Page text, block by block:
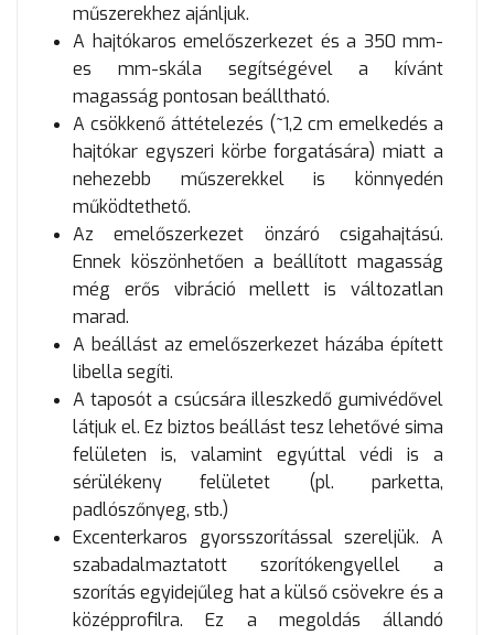
műszerekhez ajánljuk.
A hajtókaros emelőszerkezet és a 350 mm-
es mm-skála segítségével a kívánt
magasság pontosan beálltható.
A csökkenő áttételezés (~1,2 cm emelkedés a
hajtókar egyszeri körbe forgatására) miatt a
nehezebb műszerekkel is könnyedén
működtethető.
Az emelőszerkezet önzáró csigahajtású.
Ennek köszönhetően a beállított magasság
még erős vibráció mellett is változatlan
marad.
A beállást az emelőszerkezet házába épített
libella segíti.
A taposót a csúcsára illeszkedő gumivédővel
látjuk el. Ez biztos beállást tesz lehetővé sima
felületen is, valamint egyúttal védi is a
sérülékeny felületet (pl. parketta,
padlószőnyeg, stb.)
Excenterkaros gyorsszorítással szereljük. A
szabadalmaztatott szorítókengyellel a
szorítás egyidejűleg hat a külső csövekre és a
középprofilra. Ez a megoldás állandó